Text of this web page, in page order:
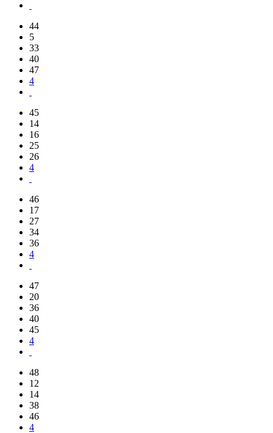
44
5
33
40
47
4
45
14
16
25
26
4
46
17
27
34
36
4
47
20
36
40
45
4
48
12
14
38
46
4